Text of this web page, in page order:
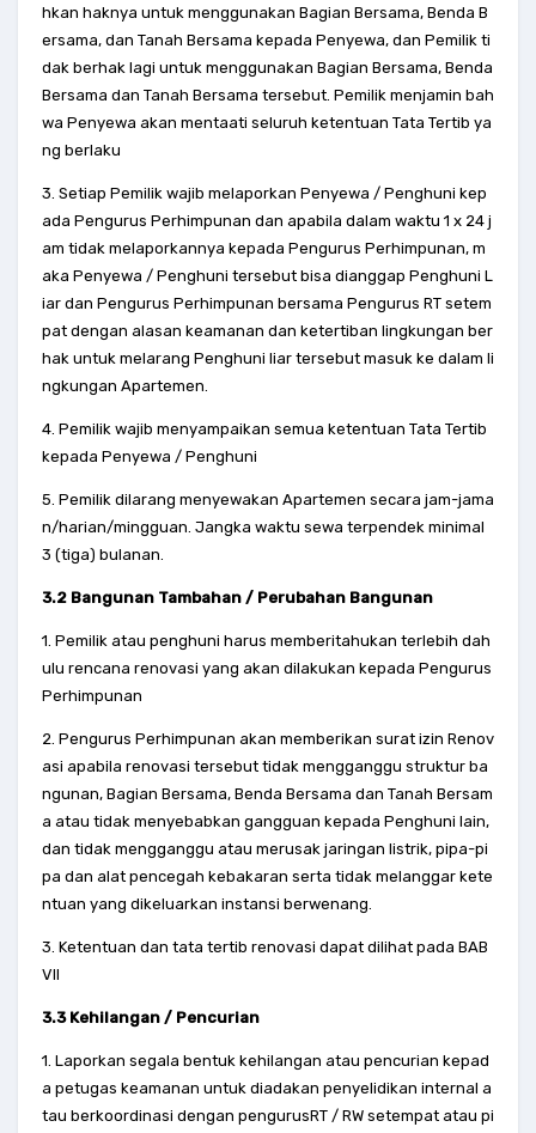
hkan haknya untuk menggunakan Bagian Bersama, Benda B
ersama, dan Tanah Bersama kepada Penyewa, dan Pemilik ti
dak berhak lagi untuk menggunakan Bagian Bersama, Benda
Bersama dan Tanah Bersama tersebut. Pemilik menjamin bah
wa Penyewa akan mentaati seluruh ketentuan Tata Tertib ya
ng berlaku
3. Setiap Pemilik wajib melaporkan Penyewa / Penghuni kep
ada Pengurus Perhimpunan dan apabila dalam waktu 1 x 24 j
am tidak melaporkannya kepada Pengurus Perhimpunan, m
aka Penyewa / Penghuni tersebut bisa dianggap Penghuni L
iar dan Pengurus Perhimpunan bersama Pengurus RT setem
pat dengan alasan keamanan dan ketertiban lingkungan ber
hak untuk melarang Penghuni liar tersebut masuk ke dalam li
ngkungan Apartemen.
4. Pemilik wajib menyampaikan semua ketentuan Tata Tertib
kepada Penyewa / Penghuni
5. Pemilik dilarang menyewakan Apartemen secara jam-jama
n/harian/mingguan. Jangka waktu sewa terpendek minimal
3 (tiga) bulanan.
3.2 Bangunan Tambahan / Perubahan Bangunan
1. Pemilik atau penghuni harus memberitahukan terlebih dah
ulu rencana renovasi yang akan dilakukan kepada Pengurus
Perhimpunan
2. Pengurus Perhimpunan akan memberikan surat izin Renov
asi apabila renovasi tersebut tidak mengganggu struktur ba
ngunan, Bagian Bersama, Benda Bersama dan Tanah Bersam
a atau tidak menyebabkan gangguan kepada Penghuni lain,
dan tidak mengganggu atau merusak jaringan listrik, pipa-pi
pa dan alat pencegah kebakaran serta tidak melanggar kete
ntuan yang dikeluarkan instansi berwenang.
3. Ketentuan dan tata tertib renovasi dapat dilihat pada BAB
VII
3.3 Kehilangan / Pencurian
1. Laporkan segala bentuk kehilangan atau pencurian kepad
a petugas keamanan untuk diadakan penyelidikan internal a
tau berkoordinasi dengan pengurusRT / RW setempat atau pi